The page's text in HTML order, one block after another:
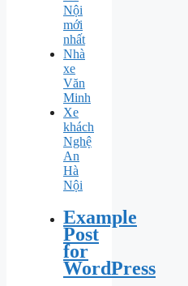
Nội
mới
nhất
Nhà
xe
Văn
Minh
Xe
khách
Nghệ
An
Hà
Nội
Example
Post
for
WordPress